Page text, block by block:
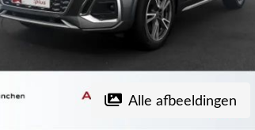
Alle afbeeldingen